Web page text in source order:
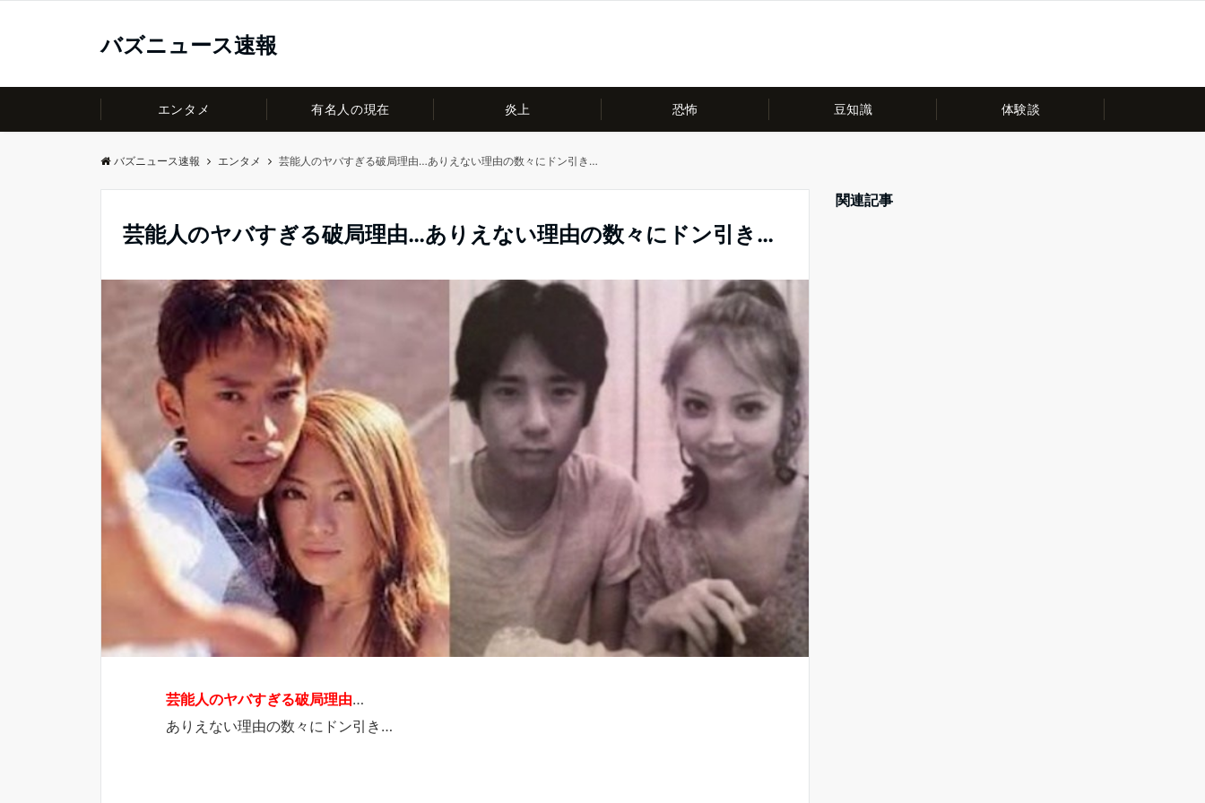
バズニュース速報
エンタメ 有名人の現在 炎上 恐怖 豆知識 体験談
バズニュース速報 エンタメ 芸能人のヤバすぎる破局理由…ありえない理由の数々にドン引き…
芸能人のヤバすぎる破局理由…ありえない理由の数々にドン引き…
芸能人のヤバすぎる破局理由…
ありえない理由の数々にドン引き…
関連記事